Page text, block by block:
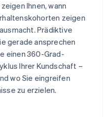
Ihnen, wann
zeigen
Prädiktive
gerade ansprechen
einen 360-Grad-
Ihrer Kundschaft –
wo Sie eingreifen
zu erzielen.